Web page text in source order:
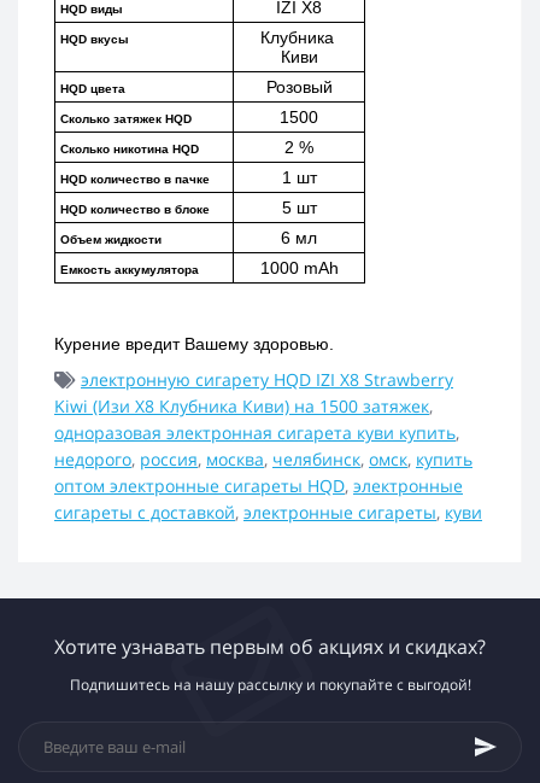
HQD виды IZI X8
HQD вкусы
Клубника
Киви
HQD цвета Розовый
Сколько затяжек HQD 1500
Сколько никотина HQD 2 %
HQD количество в пачке 1 шт
HQD количество в блоке 5 шт
Объем жидкости 6 мл
Емкость аккумулятора 1000 mAh
Курение вредит Вашему здоровью.
электронную сигарету HQD IZI X8 Strawberry
Kiwi (Изи Х8 Клубника Киви) на 1500 затяжек,
одноразовая электронная сигарета куви купить,
недорого, россия, москва, челябинск, омск, купить
оптом электронные сигареты HQD, электронные
сигареты с доставкой, электронные сигареты, куви
Хотите узнавать первым об акциях и скидках?
Подпишитесь на нашу рассылку и покупайте с выгодой!